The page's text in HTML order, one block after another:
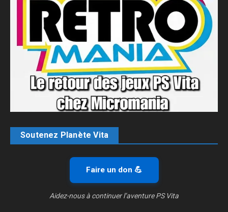
Soutenez Planète Vita
Faire un don 💪
Aidez-nous à continuer l’aventure PS Vita